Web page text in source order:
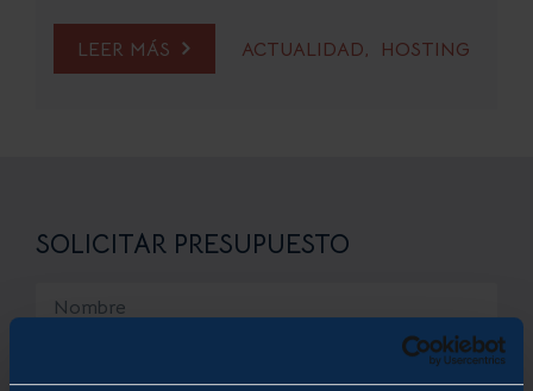
LEER MÁS ACTUALIDAD HOSTING
SOLICITAR PRESUPUESTO